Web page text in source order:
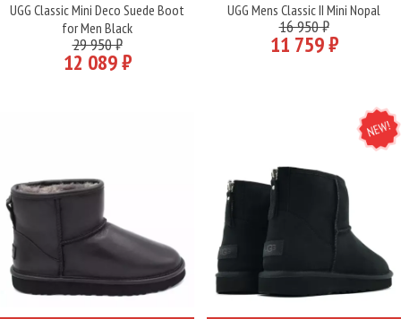
UGG Classic Mini Deco Suede Boot
for Men Black
29 950 ₽
12 089 ₽
UGG Mens Classic II Mini Nopal
16 950 ₽
11 759 ₽
NEW